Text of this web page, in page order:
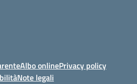
Albo onlinePrivacy policy
Note legali